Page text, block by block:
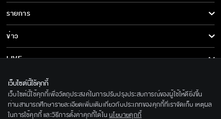
ละคร/ซีรีส์
ซีรีส์นานาชาติ
การ์ตูน & เกม
รายการ
รายการทั้งหมด
ข่าว
ข่าวทั้งหมด
ข่าวประชาสัมพันธ์
LIVE
เกี่ยวกับเรา
BEC World
รู้จักเรา
ติดตามเราได้ที่
เว็บไซต์นี้ใช้คุกกี้
เว็บไซต์นี้ใช้คุกกี้เพื่อวัตถุประสงค์ในการปรับปรุงประสบการณ์ของผู้ใช้ให้ดียิ่งขึ้น
ท่านสามารถศึกษารายละเอียดเพิ่มเติมเกี่ยวกับประเภทของคุกกี้ที่เราจัดเก็บ เหตุผล
ในการใช้คุกกี้ และวิธีการตั้งค่าคุกกี้ได้ใน นโยบายคุกกี้